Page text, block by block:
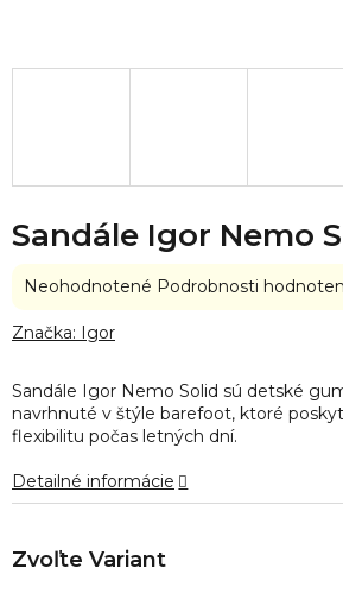
Sandále Igor Nemo
Sandále Igor Nemo Solid sú detské
navrhnuté v štýle barefoot, ktoré
flexibilitu počas letných dní.
Detailné informácie
Priemerné
produktu
z
5
hviezdičiek.
Neohodnotené Podrobnosti
Značka: Igor